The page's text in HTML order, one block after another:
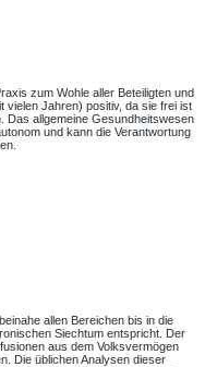
zum Wohle aller Beteiligten und
vielen Jahren) positiv, da sie frei ist
Das allgemeine Gesundheitswesen
und kann die Verantwortung
allen Bereichen bis in die
Siechtum entspricht. Der
aus dem Volksvermögen
Die üblichen Analysen dieser